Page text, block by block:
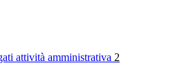
attività amministrativa 2